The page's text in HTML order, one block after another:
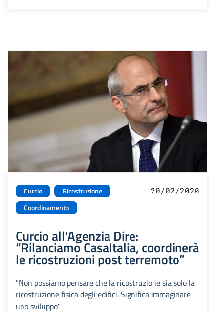
Curcio
Ricostruzione
Coordinamento
20/02/2020
Curcio all'Agenzia Dire:
“Rilanciamo CasaItalia, coordinerà
le ricostruzioni post terremoto”
"Non possiamo pensare che la ricostruzione sia solo la
ricostruzione fisica degli edifici. Significa immaginare
uno sviluppo"